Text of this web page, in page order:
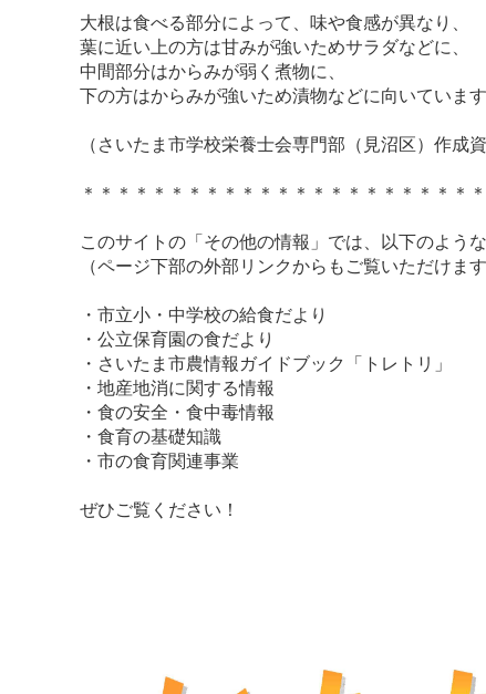
大根は食べる部分によって、味や食感が異なり、
葉に近い上の方は甘みが強いためサラダなどに、
中間部分はからみが弱く煮物に、
下の方はからみが強いため漬物などに向いています
（さいたま市学校栄養士会専門部（見沼区）作成
＊＊＊＊＊＊＊＊＊＊＊＊＊＊＊＊＊＊＊＊＊＊
このサイトの「その他の情報」では、以下のよう
（ページ下部の外部リンクからもご覧いただけます
・市立小・中学校の給食だより
・公立保育園の食だより
・さいたま市農情報ガイドブック「トレトリ」
・地産地消に関する情報
・食の安全・食中毒情報
・食育の基礎知識
・市の食育関連事業
ぜひご覧ください！